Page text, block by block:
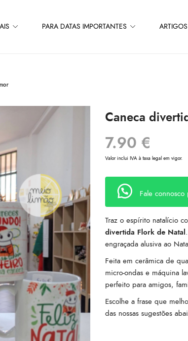
PARA DATAS IMPORTANTES ARTIGOS
Caneca
7.90 €
Valor inclui IVA à taxa legal em vigor.
Fale
Traz o espírito natalício
divertida Flork de Natal
engraçada alusiva ao
Feita em cerâmica de
micro-ondas e máquina
perfeito para amigos,
Escolhe a frase que
das nossas sugestões